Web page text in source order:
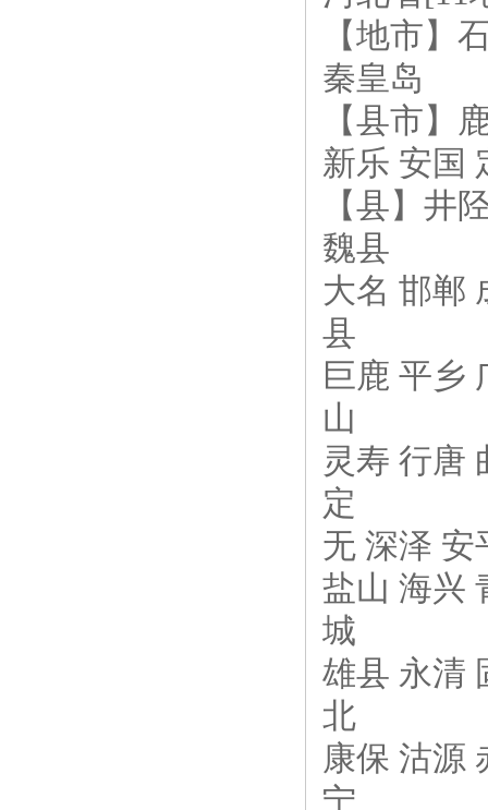
【地市】
秦皇岛
【县市】
新乐 安国
【县】井
魏县
大名 邯郸
县
巨鹿 平乡
山
灵寿 行唐
定
无 深泽 安
盐山 海兴
城
雄县 永清
北
康保 沽源
宁